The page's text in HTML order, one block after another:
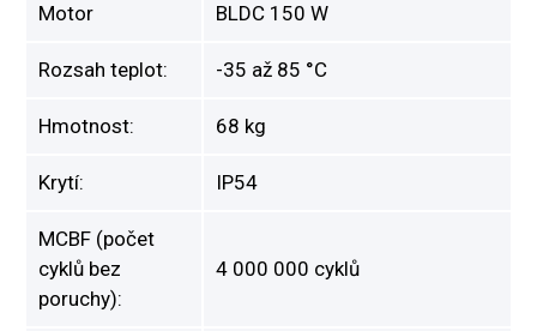
Motor BLDC 150 W
Rozsah teplot: -35 až 85 °C
Hmotnost: 68 kg
Krytí: IP54
MCBF (počet
cyklů bez
poruchy):
4 000 000 cyklů